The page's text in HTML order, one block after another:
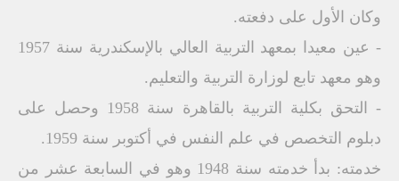
وكان الأول على دفعته.
- عين معيدا بمعهد التربية العالي بالإسكندرية سنة 1957
وهو معهد تابع لوزارة التربية والتعليم.
- التحق بكلية التربية بالقاهرة سنة 1958 وحصل على
دبلوم التخصص في علم النفس في أكتوبر سنة 1959.
خدمته: بدأ خدمته سنة 1948 وهو في السابعة عشر من